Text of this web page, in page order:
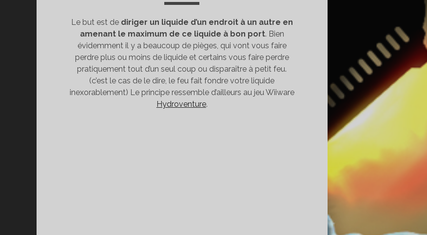
Le but est de diriger un liquide d’un endroit à un autre en
amenant le maximum de ce liquide à bon port. Bien
évidemment il y a beaucoup de pièges, qui vont vous faire
perdre plus ou moins de liquide et certains vous faire perdre
pratiquement tout d’un seul coup ou disparaître à petit feu.
(c’est le cas de le dire, le feu fait fondre votre liquide
inexorablement) Le principe ressemble d’ailleurs au jeu Wiiware
Hydroventure.